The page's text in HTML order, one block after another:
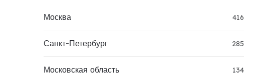
Москва 416
Санкт-Петербург 285
Московская область 134